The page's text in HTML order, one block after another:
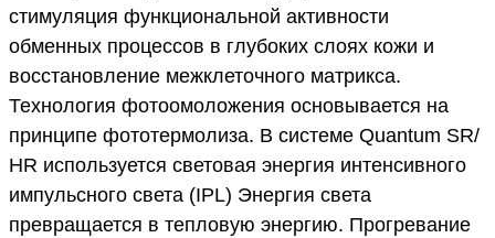
стимуляция функциональной активности
обменных процессов в глубоких слоях кожи и
восстановление межклеточного матрикса.
Технология фотоомоложения основывается на
принципе фототермолиза. В системе Quantum SR/
HR используется световая энергия интенсивного
импульсного света (IPL) Энергия света
превращается в тепловую энергию. Прогревание